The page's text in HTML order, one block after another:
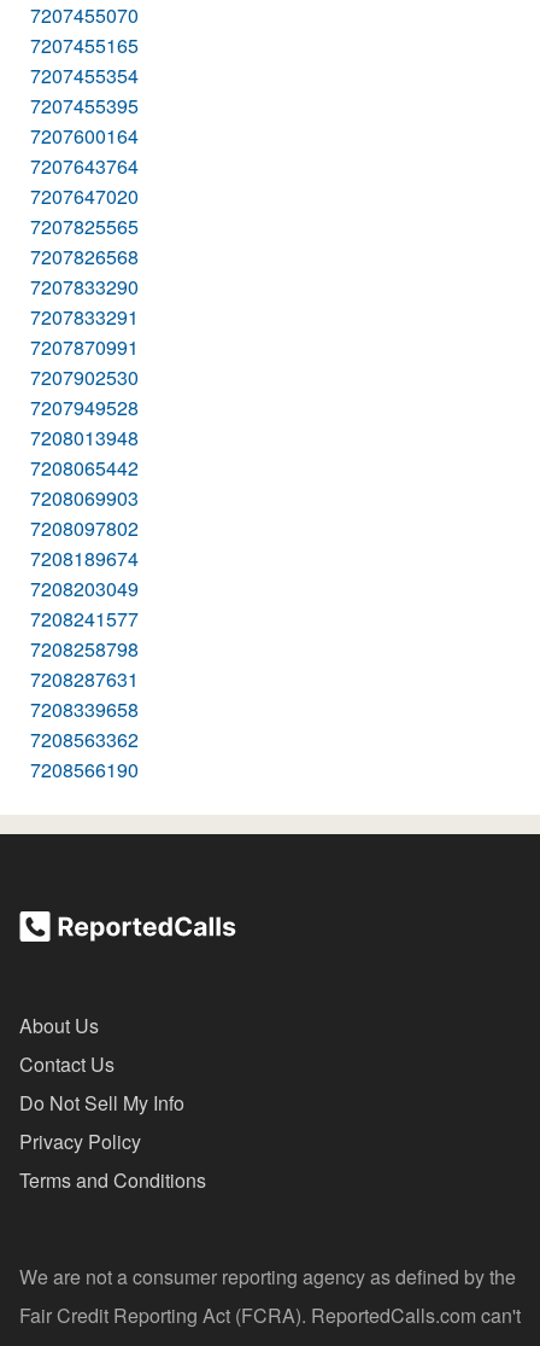
7207455070
7207455165
7207455354
7207455395
7207600164
7207643764
7207647020
7207825565
7207826568
7207833290
7207833291
7207870991
7207902530
7207949528
7208013948
7208065442
7208069903
7208097802
7208189674
7208203049
7208241577
7208258798
7208287631
7208339658
7208563362
7208566190
About Us
Contact Us
Do Not Sell My Info
Privacy Policy
Terms and Conditions
We are not a consumer reporting agency as defined by the
Fair Credit Reporting Act (FCRA). ReportedCalls.com can't